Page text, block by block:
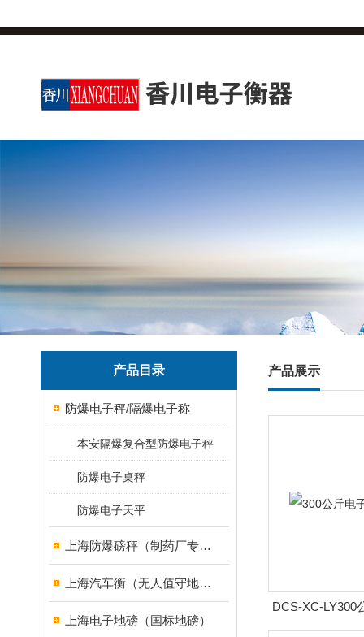
产品目录
防爆电子秤/隔爆电子称
本安隔爆复合型防爆电子秤
防爆电子桌秤
防爆电子天平
上海防爆磅秤（制药厂专用）
上海汽车衡（无人值守地磅）
上海电子地磅（国标地磅）
产品展示
DCS-XC-LY300
价